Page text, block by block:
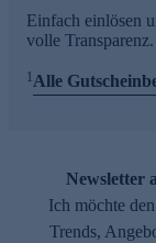
Einfach einlösen
volle Transparenz.
1Alle
Newsletter
Ich möchte
Trends,